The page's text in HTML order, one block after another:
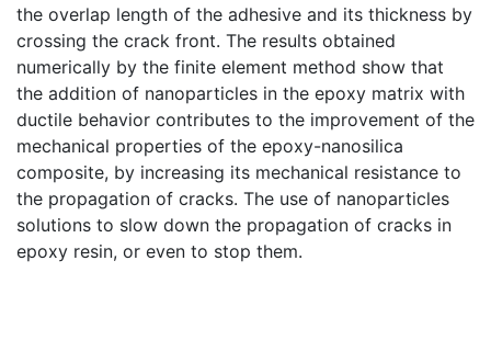
the overlap length of the adhesive and its thickness by
crossing the crack front. The results obtained
numerically by the finite element method show that
the addition of nanoparticles in the epoxy matrix with
ductile behavior contributes to the improvement of the
mechanical properties of the epoxy-nanosilica
composite, by increasing its mechanical resistance to
the propagation of cracks. The use of nanoparticles
solutions to slow down the propagation of cracks in
epoxy resin, or even to stop them.